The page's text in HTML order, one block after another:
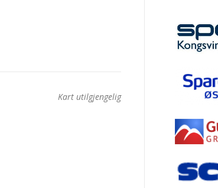
Kart utilgjengelig